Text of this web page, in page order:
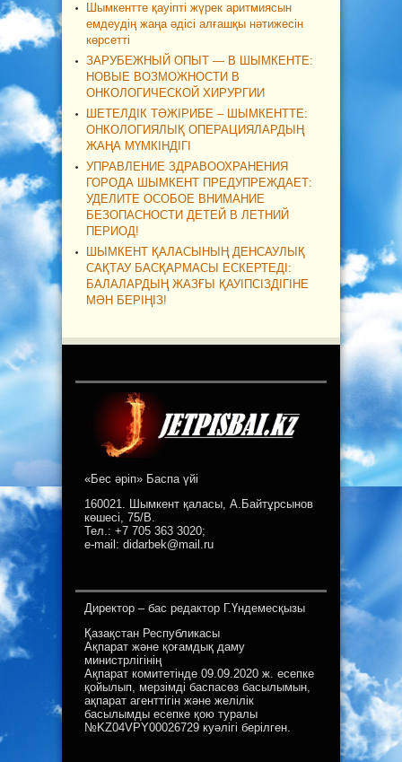
Шымкентте қауіпті жүрек аритмиясын
емдеудің жаңа әдісі алғашқы нәтижесін
көрсетті
ЗАРУБЕЖНЫЙ ОПЫТ — В ШЫМКЕНТЕ:
НОВЫЕ ВОЗМОЖНОСТИ В
ОНКОЛОГИЧЕСКОЙ ХИРУРГИИ
ШЕТЕЛДІК ТӘЖІРИБЕ – ШЫМКЕНТТЕ:
ОНКОЛОГИЯЛЫҚ ОПЕРАЦИЯЛАРДЫҢ
ЖАҢА МҮМКІНДІГІ
УПРАВЛЕНИЕ ЗДРАВООХРАНЕНИЯ
ГОРОДА ШЫМКЕНТ ПРЕДУПРЕЖДАЕТ:
УДЕЛИТЕ ОСОБОЕ ВНИМАНИЕ
БЕЗОПАСНОСТИ ДЕТЕЙ В ЛЕТНИЙ
ПЕРИОД!
ШЫМКЕНТ ҚАЛАСЫНЫҢ ДЕНСАУЛЫҚ
САҚТАУ БАСҚАРМАСЫ ЕСКЕРТЕДІ:
БАЛАЛАРДЫҢ ЖАЗҒЫ ҚАУІПСІЗДІГІНЕ
МӘН БЕРІҢІЗ!
«Бес әріп» Баспа үйі
160021. Шымкент қаласы, А.Байтұрсынов
көшесі, 75/В.
Тел.: +7 705 363 3020;
e-mail: didarbek@mail.ru
Директор – бас редактор Г.Үндемесқызы
Қазақстан Республикасы
Ақпарат және қоғамдық даму
министрлігінің
Ақпарат комитетінде 09.09.2020 ж. есепке
қойылып, мерзімді баспасөз басылымын,
ақпарат агенттігін және желілік
басылымды есепке қою туралы
№KZ04VPY00026729 куәлігі берілген.